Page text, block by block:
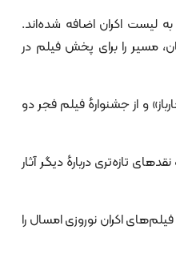
لیست اکران اضافه شده‌اند.
مسیر را برای پخش فیلم در
و از جشنوارهٔ فیلم فجر دو
در ادامه نقدهای برخی از این آثار خواهد آمد و در آینده این صفحه با مطالب و نقدهای تازه‎‌تری دربارهٔ دیگر آثار
تصویری تحریریهٔ مجلهٔ میدان آزادی را دربارهٔ ۳ فیلم از فیلم‌های اکران نوروزی امسال را